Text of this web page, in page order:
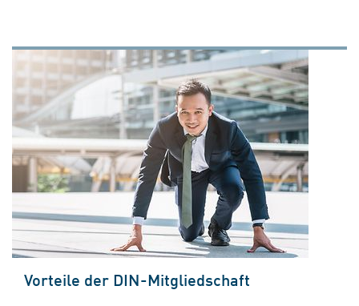
Vorteile der DIN-Mitgliedschaft